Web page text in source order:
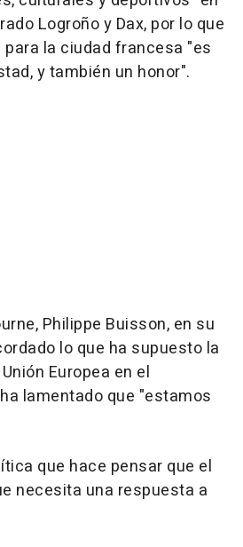
Logroño y Dax, por lo que
la ciudad francesa "es
y también un honor".
Philippe Buisson, en su
lo que ha supuesto la
Europea en el
lamentado que "estamos
que hace pensar que el
necesita una respuesta a